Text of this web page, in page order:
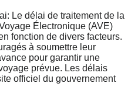
Le délai de traitement de la
Électronique (AVE)
fonction de divers facteurs.
à soumettre leur
pour garantir une
prévue. Les délais
officiel du gouvernement